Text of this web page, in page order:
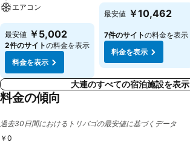
エアコン
料金を表示
最安値 ￥5,002
2件のサイトの料金を表示
料金を表示
料金を表示
最安値 ￥10,462
7件のサイトの料金を表示
料金を表示
大連のすべての宿泊施設を表示
料金の傾向
過去30日間におけるトリバゴの最安値に基づくデータ
￥0